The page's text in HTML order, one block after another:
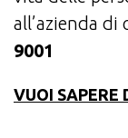
all’azienda di
9001
VUOI SAPERE